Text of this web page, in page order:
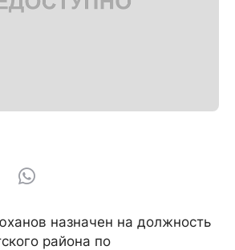
назначен на должность
района по